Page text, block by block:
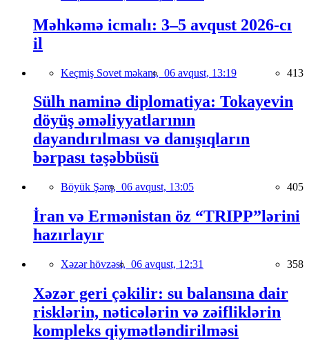
Məhkəmə icmalı: 3–5 avqust 2026-cı
il
Keçmiş Sovet məkanı, 06 avqust, 13:19 413
Sülh naminə diplomatiya: Tokayevin
döyüş əməliyyatlarının
dayandırılması və danışıqların
bərpası təşəbbüsü
Böyük Şərq, 06 avqust, 13:05 405
İran və Ermənistan öz “TRIPP”lərini
hazırlayır
Xəzər hövzəsi, 06 avqust, 12:31 358
Xəzər geri çəkilir: su balansına dair
risklərin, nəticələrin və zəifliklərin
kompleks qiymətləndirilməsi